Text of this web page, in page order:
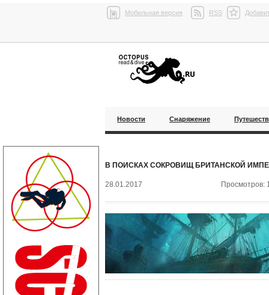
Мобильная версия RSS
Новости Снаряжение
В ПОИСКАХ СОКРОВИЩ БРИТАНСКОЙ
28.01.2017 Просмотров: